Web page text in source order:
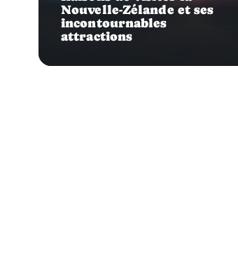
Nouvelle-Zélande et ses
incontournables
attractions